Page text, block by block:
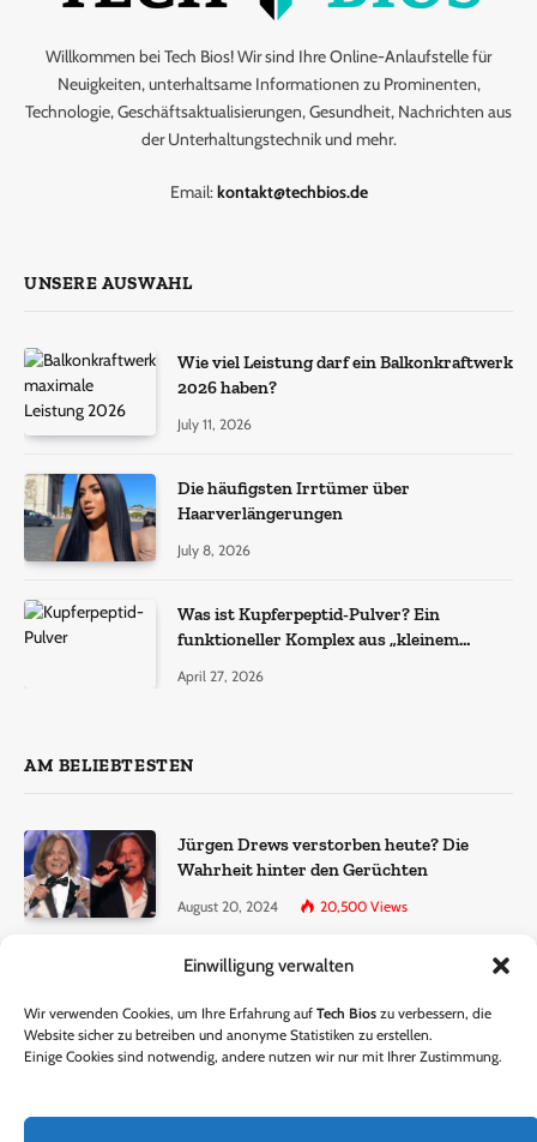
Einwilligung verwalten
Wir verwenden Cookies, um Ihre Erfahrung auf Tech Bios zu verbessern, die
Website sicher zu betreiben und anonyme Statistiken zu erstellen.
Einige Cookies sind notwendig, andere nutzen wir nur mit Ihrer Zustimmung.
Willkommen bei Tech Bios! Wir sind Ihre Online-Anlaufstelle für
Neuigkeiten, unterhaltsame Informationen zu Prominenten,
Technologie, Geschäftsaktualisierungen, Gesundheit, Nachrichten aus
der Unterhaltungstechnik und mehr.
Email:kontakt@techbios.de
UNSERE AUSWAHL
Wie viel Leistung darf ein Balkonkraftwerk
2026 haben?
July 11, 2026
Die häufigsten Irrtümer über
Haarverlängerungen
July 8, 2026
Was ist Kupferpeptid-Pulver? Ein
funktioneller Komplex aus „kleinem
April 27, 2026
AM BELIEBTESTEN
Jürgen Drews verstorben heute? Die
Wahrheit hinter den Gerüchten
August 20, 2024 20,500 Views
Ralf Dammasch Traueranzeige:
June 26, 2024 13,286Views
hinter den Gerüchten